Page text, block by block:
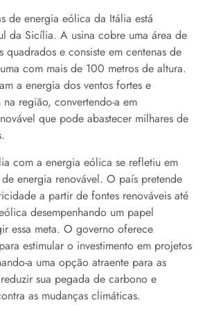
de energia eólica da Itália está
da Sicília. A usina cobre uma área de
quadrados e consiste em centenas de
com mais de 100 metros de altura.
a energia dos ventos fortes e
região, convertendo-a em
que pode abastecer milhares de
com a energia eólica se refletiu em
de energia renovável. O país pretende
a partir de fontes renováveis até
desempenhando um papel
essa meta. O governo oferece
estimular o investimento em projetos
a uma opção atraente para as
sua pegada de carbono e
as mudanças climáticas.